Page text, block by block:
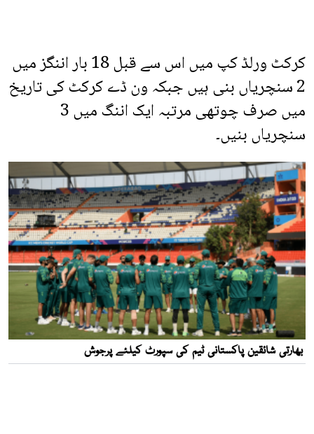
کرکٹ ورلڈ کپ میں اس سے قبل 18 بار اننگز میں
2 سنچریاں بنی ہیں جبکہ ون ڈے کرکٹ کی تاریخ
میں صرف چوتھی مرتبہ ایک اننگ میں 3
سنچریاں بنیں۔